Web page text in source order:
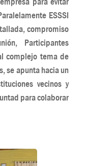
ESSSI
compromiso
Participantes
complejo tema de
se apunta hacia un
vecinos y
para colaborar